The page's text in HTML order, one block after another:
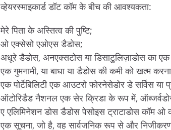
व्हेयरस्माइकार्ड डॉट कॉम के बीच की आवश्यकता:
मेरे पिता के अस्तित्व की पुष्टि;
ओ एक्सेसो एओएस डैडोस;
अधूरे डैडोस, अनएक्सटोस या डिसाटुलिज़ाडोस का
एक गुमनामी, या बाधा या डैडोस की कमी को खत्म
एक पोर्टेबिलिटी एक आउटरो फोरनेसेडोर डे सर्विस
ऑटोरिडैड नैशनल एक सेर क्रिडा के रूप में,
ए एलिमिनेशन डोस डैडोस पेसोइस ट्राटाडोस कॉम ओ
एक सूचना, जो है, वह सार्वजनिक रूप से और